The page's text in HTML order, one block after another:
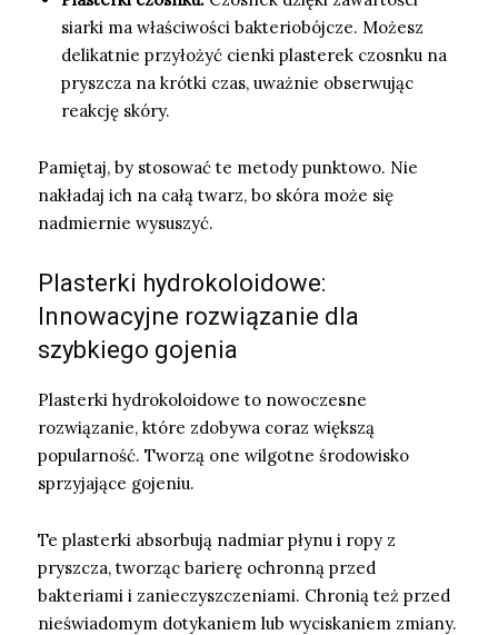
siarki ma właściwości bakteriobójcze. Możesz
delikatnie przyłożyć cienki plasterek czosnku na
pryszcza na krótki czas, uważnie obserwując
reakcję skóry.
Pamiętaj, by stosować te metody punktowo. Nie
nakładaj ich na całą twarz, bo skóra może się
nadmiernie wysuszyć.
Plasterki hydrokoloidowe:
Innowacyjne rozwiązanie dla
szybkiego gojenia
Plasterki hydrokoloidowe to nowoczesne
rozwiązanie, które zdobywa coraz większą
popularność. Tworzą one wilgotne środowisko
sprzyjające gojeniu.
Te plasterki absorbują nadmiar płynu i ropy z
pryszcza, tworząc barierę ochronną przed
bakteriami i zanieczyszczeniami. Chronią też przed
nieświadomym dotykaniem lub wyciskaniem zmiany.